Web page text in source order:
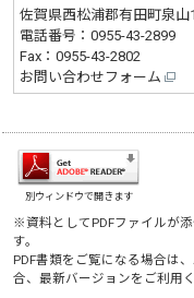
佐賀県西松浦郡有田町泉山
電話番号：0955-43-2899
Fax：0955-43-2802
お問い合わせフォーム
別ウィンドウで開きます
※資料としてPDFファイルが
す。
PDF書類をご覧になる場合は、
合、最新バージョンをご利用く